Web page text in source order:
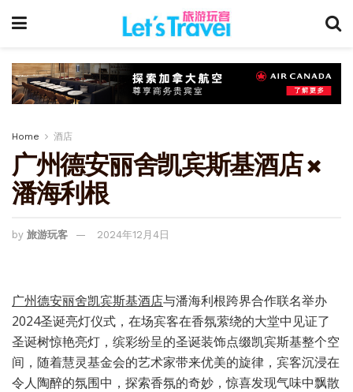
Home 酒店
广州德安丽舍凯宾斯基酒店 ×
潘海利根
by 旅游玩客 2024年12月4日
广州德安丽舍凯宾斯基酒店与潘海利根跨界合作联名举办
2024圣诞亮灯仪式，在场宾客在香氛萦绕的大堂中见证了
圣诞树惊艳亮灯，缤彩纷呈的圣诞装饰点缀凯宾斯基整个空
间，随着慧灵基金会的艺术家带来优美的旋律，宾客沉浸在
令人陶醉的氛围中，探索香氛的奇妙，惊喜发现气味中飘散